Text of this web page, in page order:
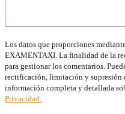
Los datos que proporciones
EXAMENTAXI. La finalidad de la
para gestionar los comentarios.
rectificación, limitación y supresión
información completa y detallada
Privacidad.